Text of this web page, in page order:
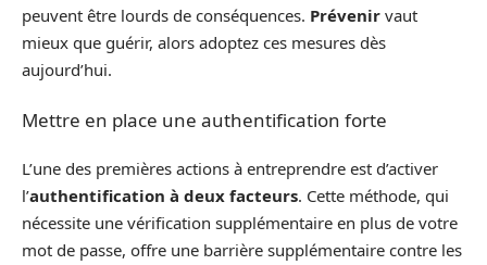
peuvent être lourds de conséquences. Prévenir vaut
mieux que guérir, alors adoptez ces mesures dès
aujourd’hui.
Mettre en place une authentification forte
L’une des premières actions à entreprendre est d’activer
l’authentification à deux facteurs. Cette méthode, qui
nécessite une vérification supplémentaire en plus de votre
mot de passe, offre une barrière supplémentaire contre les